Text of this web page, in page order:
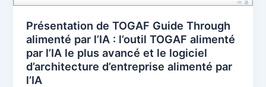
Présentation de TOGAF Guide Through
alimenté par l’IA : l’outil TOGAF alimenté
par l’IA le plus avancé et le logiciel
d’architecture d’entreprise alimenté par
l’IA